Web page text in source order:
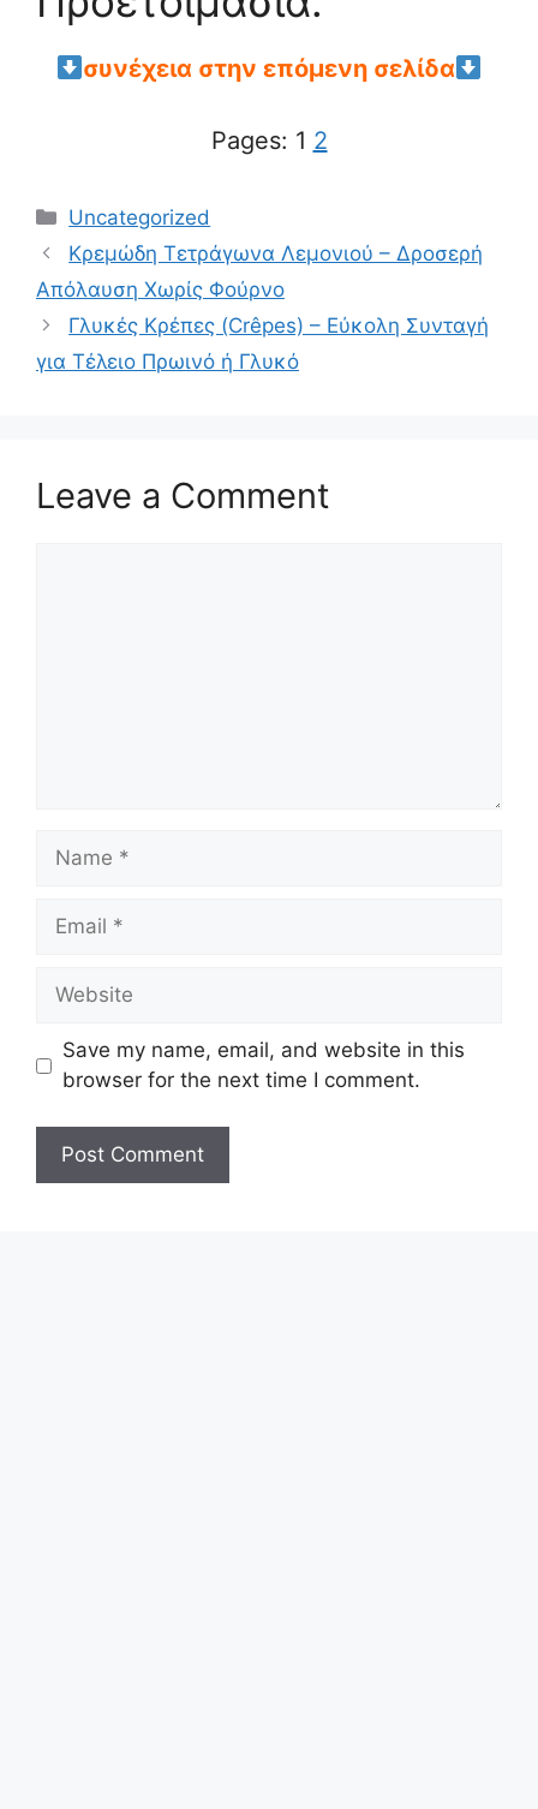
συνέχεια στην επόμενη σελίδα
Pages: 1 2
Categories
Uncategorized
Κρεμώδη Τετράγωνα Λεμονιού – Δροσερή
Απόλαυση Χωρίς Φούρνο
Γλυκές Κρέπες (Crêpes) – Εύκολη Συνταγή
για Τέλειο Πρωινό ή Γλυκό
Leave a Comment
Name
Email
Website
Save my name, email, and website in this
browser for the next time I comment.